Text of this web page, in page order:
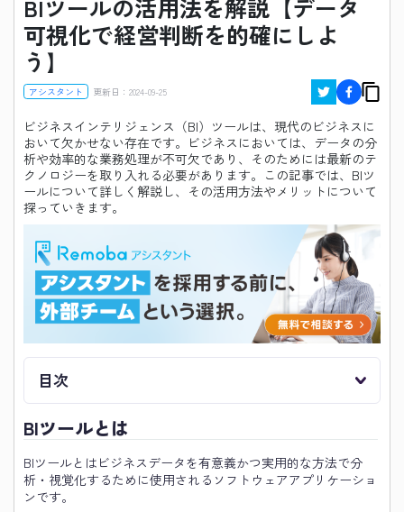
BIツールの活用法を解説【データ
可視化で経営判断を的確にしよ
う】
アシスタント 更新日： 2024-09-25
ビジネスインテリジェンス（BI）ツールは、現代のビジネスに
おいて欠かせない存在です。ビジネスにおいては、データの分
析や効率的な業務処理が不可欠であり、そのためには最新のテ
クノロジーを取り入れる必要があります。この記事では、BIツ
ールについて詳しく解説し、その活用方法やメリットについて
探っていきます。
目次
BIツールとは
BIツールとはビジネスデータを有意義かつ実用的な方法で分
析・視覚化するために使用されるソフトウェアアプリケーショ
ンです。